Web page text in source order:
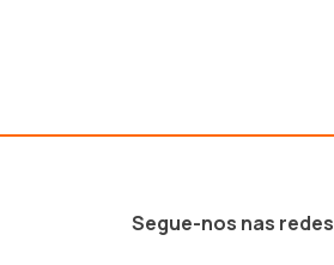
Segue-nos nas